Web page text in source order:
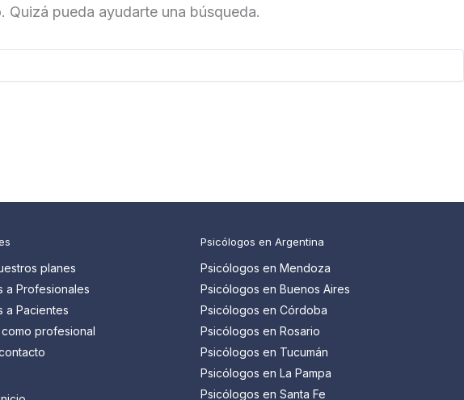
pueda ayudarte una búsqueda.
planes
a Profesionales
a Pacientes
profesional
Psicólogos en Argentina
Psicólogos en Mendoza
Psicólogos en Buenos Aires
Psicólogos en Córdoba
Psicólogos en Rosario
Psicólogos en Tucumán
Psicólogos en La Pampa
Psicólogos en Santa Fe